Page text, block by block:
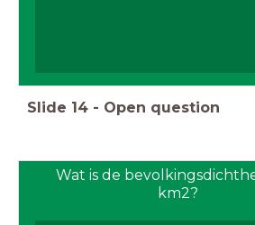
Slide 14 - Open question
Wat is de
km2?